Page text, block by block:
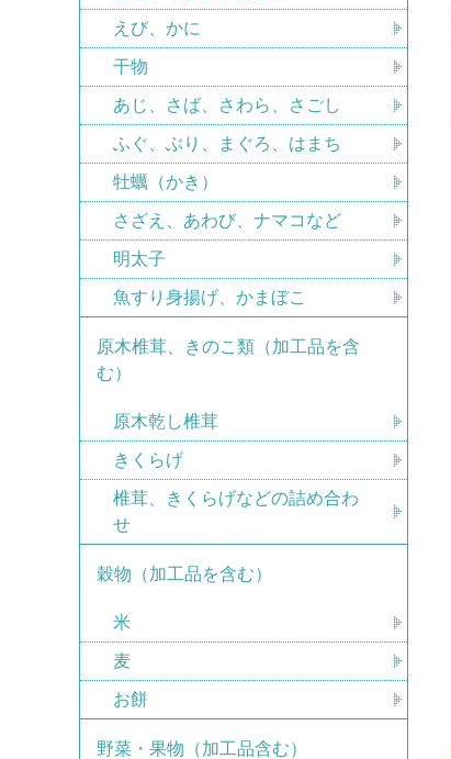
えび、かに
干物
あじ、さば、さわら、さごし
ふぐ、ぶり、まぐろ、はまち
牡蠣（かき）
さざえ、あわび、ナマコなど
明太子
魚すり身揚げ、かまぼこ
原木椎茸、きのこ類（加工品を含
む）
原木乾し椎茸
きくらげ
椎茸、きくらげなどの詰め合わ
せ
穀物（加工品を含む）
米
麦
お餅
野菜・果物（加工品含む）